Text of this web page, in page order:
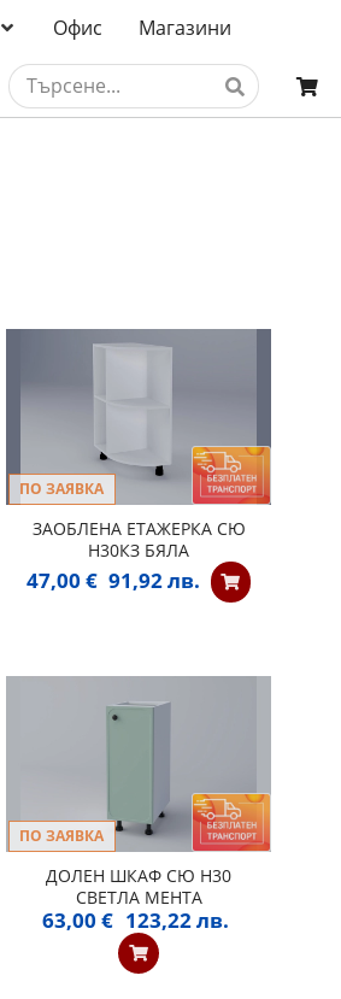
Офис Магазини
ПО ЗАЯВКА
ЗАОБЛЕНА ЕТАЖЕРКА СЮ
Н30КЗ БЯЛА
47,00 € 91,92 лв.
ПО ЗАЯВКА
ДОЛЕН ШКАФ СЮ H30
СВЕТЛА МЕНТА
63,00 € 123,22 лв.